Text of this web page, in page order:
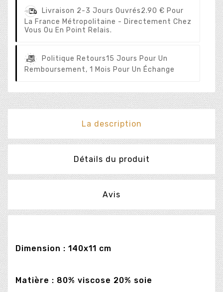
Livraison 2-3 Jours Ouvrés2.90 € Pour
La France Métropolitaine - Directement Chez
Vous Ou En Point Relais.
Politique Retours15 Jours Pour Un
Remboursement, 1 Mois Pour Un Échange
La description
Détails du produit
Avis
Dimension : 140x11 cm
Matière : 80% viscose 20% soie